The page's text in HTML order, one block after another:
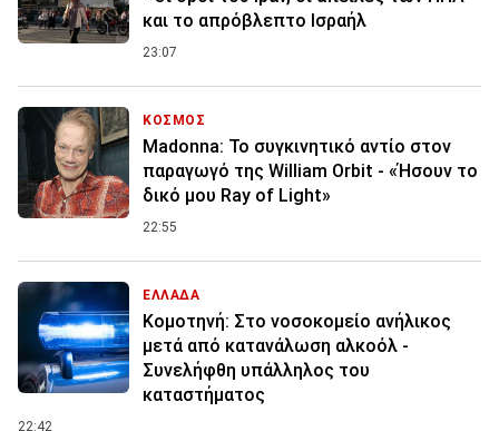
και το απρόβλεπτο Ισραήλ
23:07
ΚΟΣΜΟΣ
Madonna: Το συγκινητικό αντίο στον
παραγωγό της William Orbit - «Ήσουν το
δικό μου Ray of Light»
22:55
ΕΛΛΑΔΑ
Κομοτηνή: Στο νοσοκομείο ανήλικος
μετά από κατανάλωση αλκοόλ -
Συνελήφθη υπάλληλος του
καταστήματος
22:42